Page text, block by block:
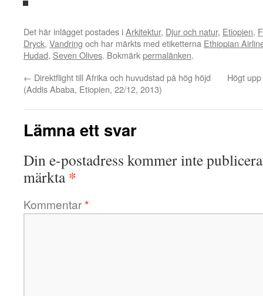
Det här inlägget postades iArkitektur, Djur och natur, Etiopien,
Dryck, Vandring och har märkts med etiketterna Ethiopian
Hudad, Seven Olives. Bokmärkpermalänken.
← Direktflight till Afrika och huvudstad på hög höjd
(Addis Ababa, Etiopien, 22/12, 2013)
Högt
Lämna ett svar
Din e-postadress kommer inte
märkta*
Kommentar*